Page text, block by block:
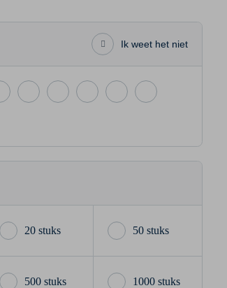
Ik weet het niet
20 stuks 50 stuks
500 stuks 1000 stuks